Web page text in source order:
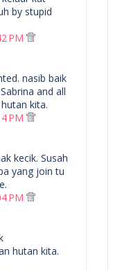
by stupid
PM
nasib baik
and all
kita.
PM
kecik. Susah
yang join tu
PM
hutan kita.